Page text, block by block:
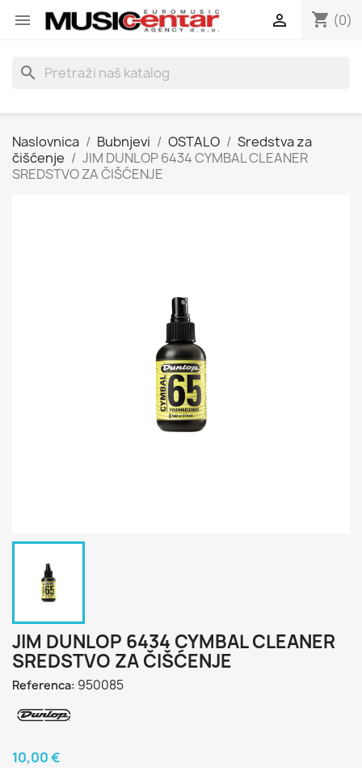
 shopping_cart (0)

search
Naslovnica Bubnjevi OSTALO
Sredstva za
čišćenje
JIM DUNLOP 6434 CYMBAL CLEANER
SREDSTVO ZA ČIŠĆENJE
JIM DUNLOP 6434 CYMBAL CLEANER
SREDSTVO ZA ČIŠĆENJE
Referenca: 950085
10,00 €